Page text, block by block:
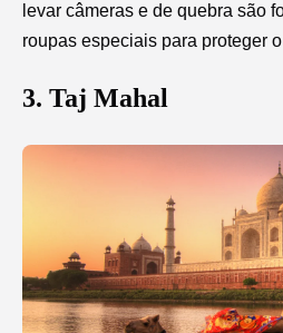
levar câmeras e de quebra são
roupas especiais para proteger
3. Taj Mahal